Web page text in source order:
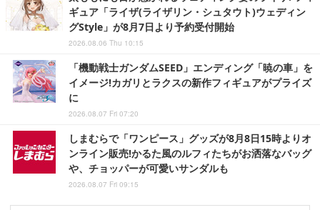
ギュア「ライザ(ライザリン・シュタウト)ウェディン
グStyle」が8月7日より予約受付開始
2026.08.06 Thu 10:15
「機動戦士ガンダムSEED」エンディング「暁の車」を
イメージ!カガリとラクスの新作フィギュアがプライズ
に
2026.08.07 Fri 07:20
しまむらで「ワンピース」グッズが8月8日15時よりオ
ンライン販売!かるた風のルフィたちがお洒落なバッグ
や、チョッパーが可愛いサンダルも
2026.08.07 Fri 09:15